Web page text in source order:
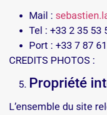
Mail :
Tel : +33 2 35 53
Port : +33 7 87
CREDITS PHOTOS :
Propriété
L’ensemble du site